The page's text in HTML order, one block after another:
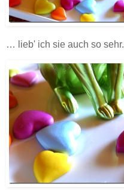
… lieb' ich sie auch so sehr.